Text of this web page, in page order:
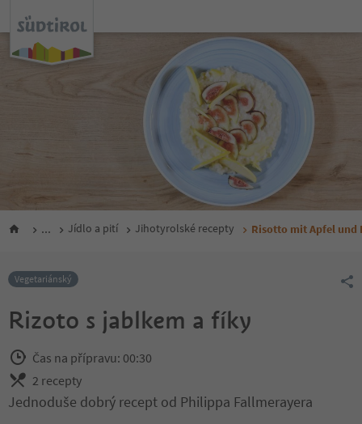
... Jídlo a pití Jihotyrolské recepty Risotto mit Apfel und
Vegetariánský
Rizoto s jablkem a fíky
Čas na přípravu: 00:30
2 recepty
Jednoduše dobrý recept od Philippa Fallmerayera